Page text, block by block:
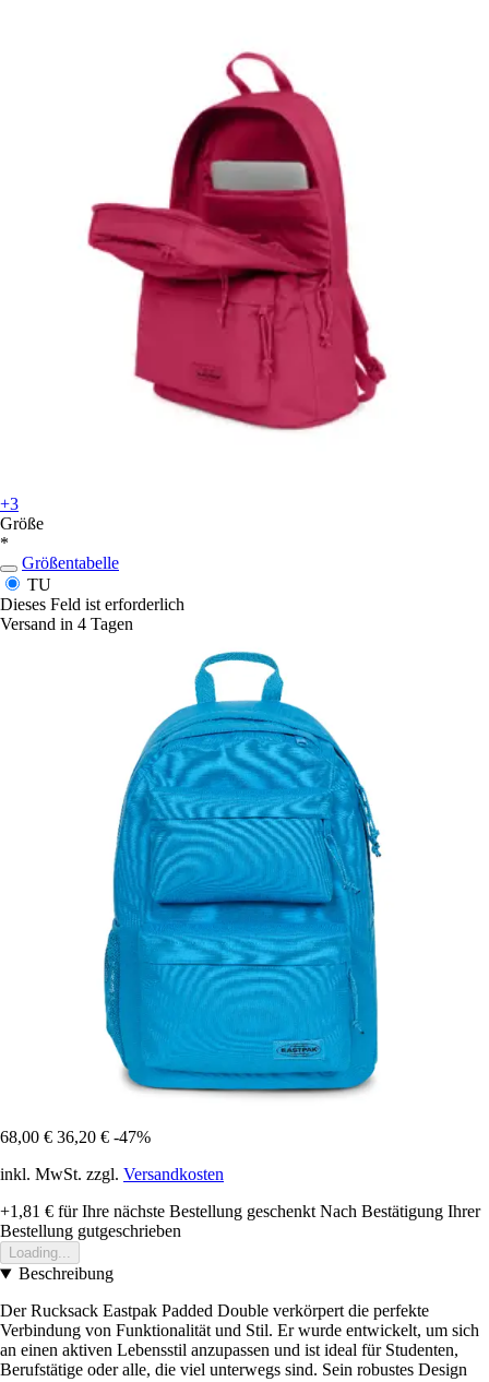
+3
Größe
*
Größentabelle
TU
Dieses Feld ist erforderlich
Versand in 4 Tagen
68,00 € 36,20 € -47%
inkl. MwSt. zzgl. Versandkosten
+1,81 € für Ihre nächste Bestellung geschenkt Nach Bestätigung Ihrer
Bestellung gutgeschrieben
Loading...
Beschreibung
Der Rucksack Eastpak Padded Double verkörpert die perfekte
Verbindung von Funktionalität und Stil. Er wurde entwickelt, um sich
an einen aktiven Lebensstil anzupassen und ist ideal für Studenten,
Berufstätige oder alle, die viel unterwegs sind. Sein robustes Design